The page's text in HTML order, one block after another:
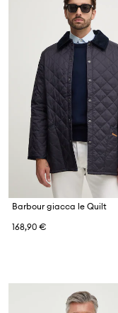
Barbour giacca le Quilt
168,90 €